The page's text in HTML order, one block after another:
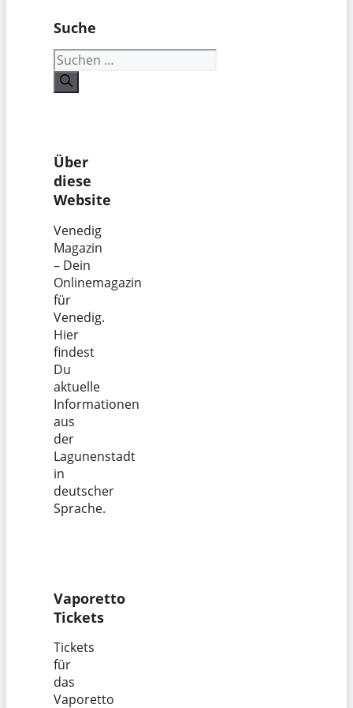
Suche
Suchen
nach:
Über
diese
Website
Venedig
Magazin
– Dein
Onlinemagazin
für
Venedig.
Hier
findest
Du
aktuelle
Informationen
aus
der
Lagunenstadt
in
deutscher
Sprache.
Vaporetto
Tickets
Tickets
für
das
Vaporetto